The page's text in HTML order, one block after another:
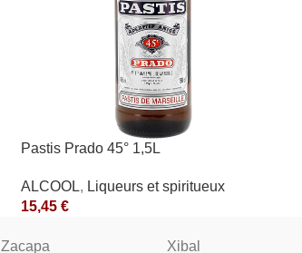
Pastis Prado 45° 1,5L
ALCOOL, Liqueurs et spiritueux
15,45 €
Zacapa Xibal